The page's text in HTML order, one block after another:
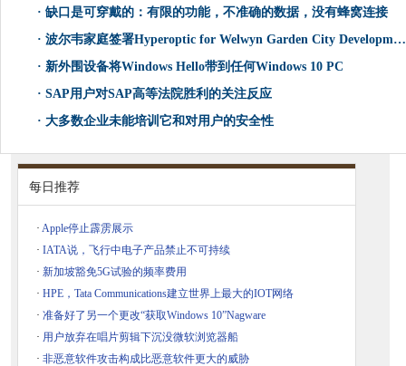
· 缺口是可穿戴的：有限的功能，不准确的数据，没有蜂窝连接
· 波尔韦家庭签署Hyperoptic for Welwyn Garden City Development
· 新外围设备将Windows Hello带到任何Windows 10 PC
· SAP用户对SAP高等法院胜利的关注反应
· 大多数企业未能培训它和对用户的安全性
每日推荐
· Apple停止霹雳展示
· IATA说，飞行中电子产品禁止不可持续
· 新加坡豁免5G试验的频率费用
· HPE，Tata Communications建立世界上最大的IOT网络
· 准备好了另一个更改“获取Windows 10”Nagware
· 用户放弃在唱片剪辑下沉没微软浏览器船
· 非恶意软件攻击构成比恶意软件更大的威胁